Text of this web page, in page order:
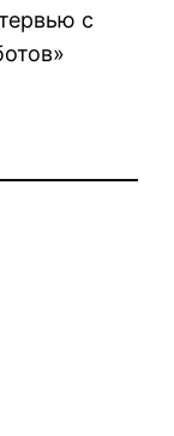
с